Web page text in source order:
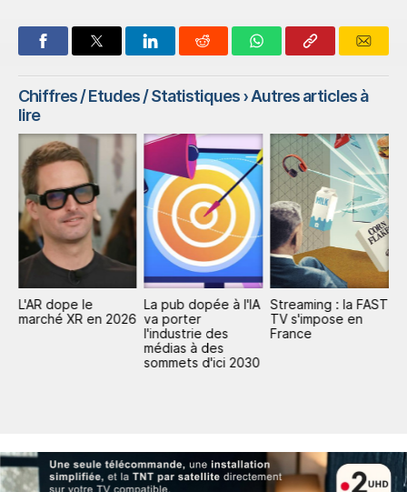
Chiffres / Etudes / Statistiques› Autres articles à
lire
L'AR dope le
marché XR en 2026
La pub dopée à l'IA
va porter
l'industrie des
médias à des
sommets d'ici 2030
Streaming : la FAST
TV s'impose en
France